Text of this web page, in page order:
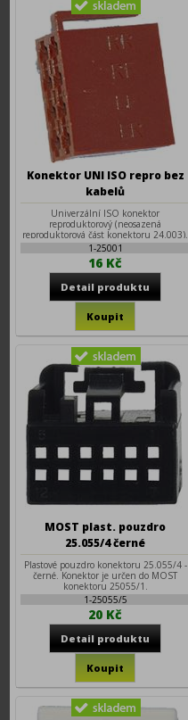
Konektor UNI ISO repro bez
kabelů
Univerzální ISO konektor
reproduktorový (neosazená
reproduktorová část konektoru 24.003).
Pr
1-25001
16 Kč
MOST plast. pouzdro
25.055/4 černé
Plastové pouzdro konektoru 25.055/4 -
černé. Konektor je určen do MOST
konektoru 25055/1.
1-25055/5
20 Kč